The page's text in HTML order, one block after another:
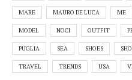
MARE MAURO DE LUCA ME
MODEL NOCI OUTFIT
PUGLIA SEA SHOES
TRAVEL TRENDS USA